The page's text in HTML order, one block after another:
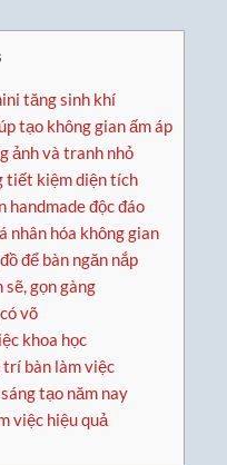
tăng sinh khí
tạo không gian ấm áp
ảnh và tranh nhỏ
tiết kiệm diện tích
handmade độc đáo
nhân hóa không gian
để bàn ngăn nắp
gọn gàng
võ
khoa học
bàn làm việc
tạo năm nay
việc hiệu quả